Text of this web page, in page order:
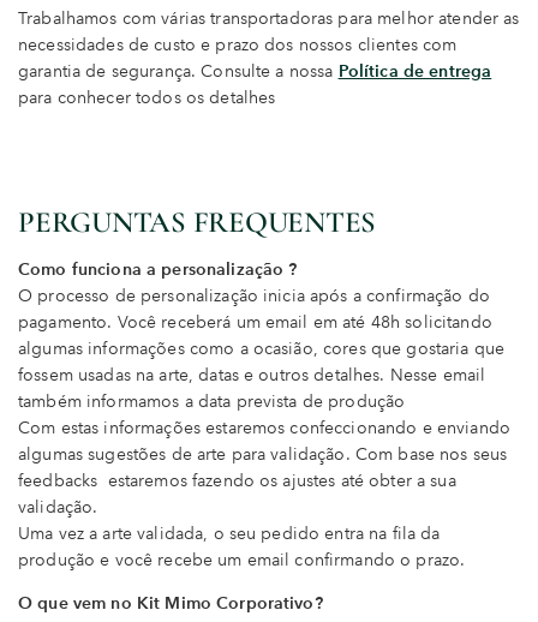
Trabalhamos com várias transportadoras para melhor atender as
necessidades de custo e prazo dos nossos clientes com
garantia de segurança. Consulte a nossa Política de entrega
para conhecer todos os detalhes
PERGUNTAS FREQUENTES
Como funciona a personalização ?
O processo de personalização inicia após a confirmação do
pagamento. Você receberá um email em até 48h solicitando
algumas informações como a ocasião, cores que gostaria que
fossem usadas na arte, datas e outros detalhes. Nesse email
também informamos a data prevista de produção
Com estas informações estaremos confeccionando e enviando
algumas sugestões de arte para validação. Com base nos seus
feedbacks estaremos fazendo os ajustes até obter a sua
validação.
Uma vez a arte validada, o seu pedido entra na fila da
produção e você recebe um email confirmando o prazo.
O que vem no Kit Mimo Corporativo?